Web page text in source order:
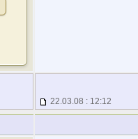
22.03.08 : 12:12